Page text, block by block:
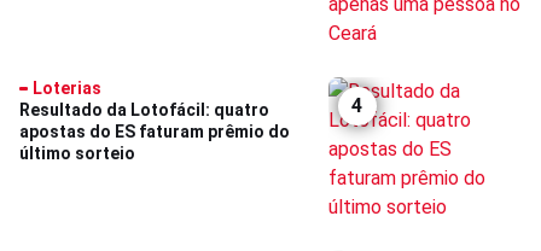
4
Loterias
Resultado da Lotofácil: quatro
apostas do ES faturam prêmio do
último sorteio